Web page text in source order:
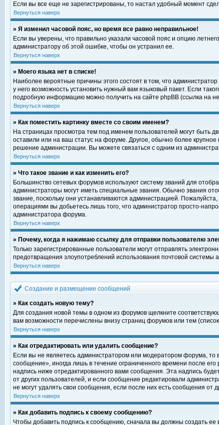
Если вы все еще не зарегистрированы, то настал удобный момент
Вернуться наверх
» Я изменил часовой пояс, но время все равно неправильное!
Если вы уверены, что правильно указали часовой пояс и опцию
администратору об этой ошибке, чтобы он устранил ее.
Вернуться наверх
» Моего языка нет в списке!
Наиболее вероятные причины этого состоят в том, что
у него возможность установить нужный вам языковый пакет. Если
подробную информацию можно получить на сайте phpBB (ссылка на
Вернуться наверх
» Как поместить картинку вместе со своим именем?
На страницах просмотра тем под именем пользователей могут быть
оставили или на ваш статус на форуме. Другое, обычно более
решение администрации. Вы можете связаться с одним из
Вернуться наверх
» Что такое звание и как изменить его?
Большинство сетевых форумов используют систему званий для
администраторы могут иметь специальные звания. Обычно звания
звание, поскольку они устанавливаются администрацией.
операциями вы добьетесь лишь того, что администратор просто-
администратора форума.
Вернуться наверх
» Почему, когда я нажимаю ссылку для отправки пользователю
Только зарегистрированные пользователи могут отправлять
предотвращения злоупотреблений использования почтовой
Вернуться наверх
Создание и размещение сообщений
» Как создать новую тему?
Для создания новой темы в одном из форумов щелкните
вам возможности перечислены внизу страниц форумов или тем (список
Вернуться наверх
» Как отредактировать или удалить сообщение?
Если вы не являетесь администратором или модератором форума, то
сообщение», иногда лишь в течение ограниченного времени после
надпись ниже отредактированного вами сообщения. Эта надпись
от других пользователей, и если сообщение редактировали
не могут удалять свои сообщения, если после них есть сообщения от
Вернуться наверх
» Как добавить подпись к своему сообщению?
Чтобы добавить подпись к сообщению, сначала вы должны создать